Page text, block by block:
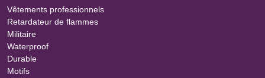
Vêtements professionnels
Retardateur de flammes
Militaire
Waterproof
Durable
Motifs